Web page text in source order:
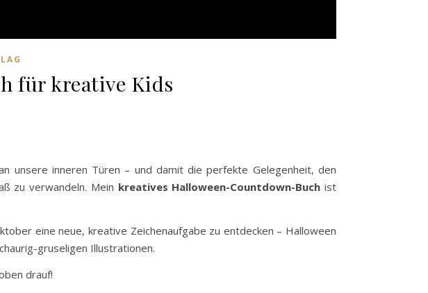
für kreative Kids
unsere inneren Türen – und damit die perfekte Gelegenheit, den
zu verwandeln. Mein kreatives Halloween-Countdown-Buch ist
eine neue, kreative Zeichenaufgabe zu entdecken – Halloween
gruseligen Illustrationen.
drauf!